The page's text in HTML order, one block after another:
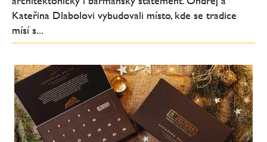
Kateřina Dlabolovi vybudovali místo, kde se tradice
mísí s...